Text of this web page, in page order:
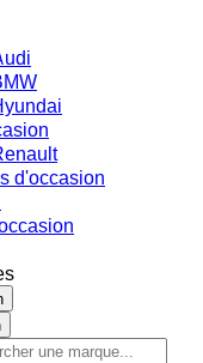
d'occasion